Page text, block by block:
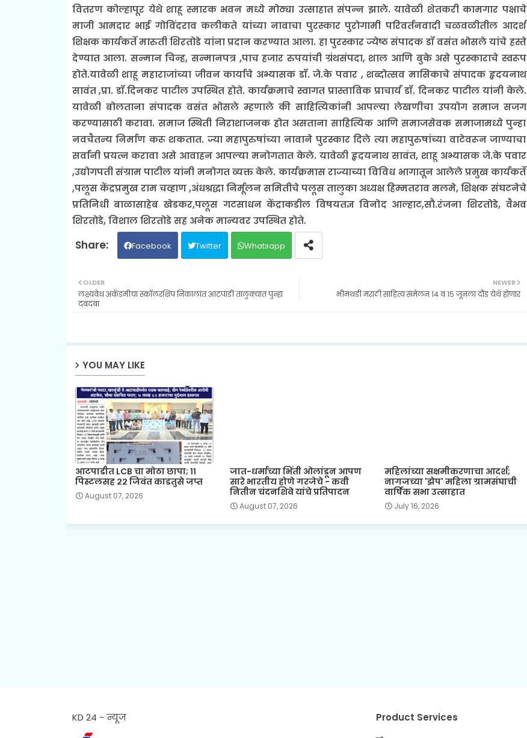
वितरण कोल्हापूर येथे शाहू स्मारक भवन मध्ये मोठ्या उत्साहात संपन्न झाले. यावेळी शेतकरी कामगार पक्षाचे
माजी आमदार भाई गोविंदराव कलीकते यांच्या नावाचा पुरस्कार पुरोगामी परिवर्तनवादी चळवळीतील आदर्श
शिक्षक कार्यकर्ते मारुती शिरतोडे यांना प्रदान करण्यात आला. हा पुरस्कार ज्येष्ठ संपादक डॉ वसंत भोसले यांचे हस्ते
देण्यात आला. सन्मान चिन्ह, सन्मानपत्र ,पाच हजार रुपयांची ग्रंथसंपदा, शाल आणि बुके असे पुरस्काराचे स्वरूप
होते.यावेळी शाहू महाराजांच्या जीवन कार्याचे अभ्यासक डॉ. जे.के पवार , शब्दोत्सव मासिकाचे संपादक हृदयनाथ
सावंत ,प्रा. डॉ.दिनकर पाटील उपस्थित होते. कार्यक्रमाचे स्वागत प्रास्ताविक प्राचार्य डॉ. दिनकर पाटील यांनी केले.
यावेळी बोलताना संपादक वसंत भोसले म्हणाले की साहित्यिकांनी आपल्या लेखणीचा उपयोग समाज सजग
करण्यासाठी करावा. समाज स्थिती निराशाजनक होत असताना साहित्यिक आणि समाजसेवक समाजामध्ये पुन्हा
नवचैतन्य निर्माण करू शकतात. ज्या महापुरुषांच्या नावाने पुरस्कार दिले त्या महापुरुषांच्या वाटेवरून जाण्याचा
सर्वांनी प्रयत्न करावा असे आवाहन आपल्या मनोगतात केले. यावेळी हृदयनाथ सावंत, शाहू अभ्यासक जे.के पवार
,उद्योगपती संग्राम पाटील यांनी मनोगत व्यक्त केले. कार्यक्रमास राज्याच्या विविध भागातून आलेले प्रमुख कार्यकर्ते
,पलूस केंद्रप्रमुख राम चव्हाण ,अंधश्रद्धा निर्मूलन समितीचे पलूस तालुका अध्यक्ष हिम्मतराव मलमे, शिक्षक संघटनेचे
प्रतिनिधी बाळासाहेब खेडकर,पलूस गटसाधन केंद्राकडील विषयतज्ञ विनोद आल्हाट,सौ.रंजना शिरतोडे, वैभव
शिरतोडे, विशाल शिरतोडे सह अनेक मान्यवर उपस्थित होते.
Facebook Twitter Whatsapp
NEWER
भीमथडी मराठी साहित्य संमेलन १४ व १५ जूनला दौंड येथे होणार
OLDER
लक्ष्यवेध अकॅडमीचा स्कॉलरशिप निकालात आटपाडी तालुक्यात पुन्हा
दबदबा
YOU MAY LIKE
आटपाडीत LCB चा मोठा छापा; ११
पिस्टलसह २२ जिवंत काडतुसे जप्त
August 07, 2026
जात-धर्माच्या भिंती ओलांडून आपण
सारे भारतीय होणे गरजेचे - कवी
नितीन चंदनशिवे यांचे प्रतिपादन
August 07, 2026
महिलांच्या सक्षमीकरणाचा आदर्श;
नागजच्या 'झेप' महिला ग्रामसंघाची
वार्षिक सभा उत्साहात
July 16, 2026
KD 24 - न्यूज Product Services